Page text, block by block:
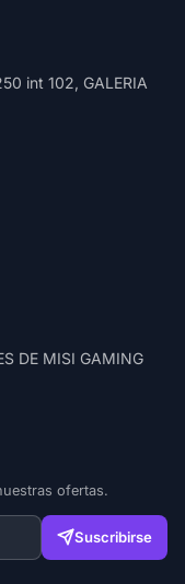
int 102, GALERIA
DE MISI GAMING
ofertas.
Suscribirse